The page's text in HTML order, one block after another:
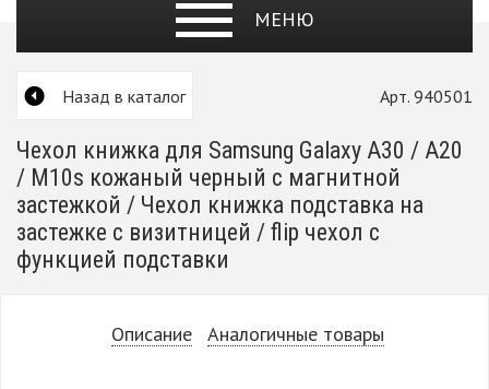
МЕНЮ
Назад в каталог Арт. 940501
Чехол книжка для Samsung Galaxy A30 / A20
/ M10s кожаный черный с магнитной
застежкой / Чехол книжка подставка на
застежке с визитницей / flip чехол с
функцией подставки
Описание Аналогичные товары